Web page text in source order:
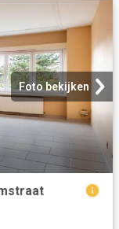
Foto bekijken